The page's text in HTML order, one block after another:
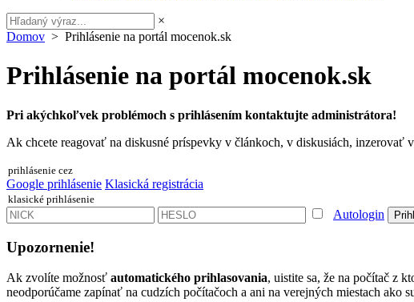
×
Domov > Prihlásenie na portál mocenok.sk
Prihlásenie na portál mocenok.sk
Pri akýchkoľvek problémoch s prihlásením kontaktujte administrátora!
Ak chcete reagovať na diskusné príspevky v článkoch, v diskusiách,
prihlásenie cez
Google prihlásenie Klasická registrácia
klasické prihlásenie
Autologin
Upozornenie!
Ak zvolíte možnosť automatického prihlasovania, uistite sa, že na počítač z
neodporúčame zapínať na cudzích počítačoch a ani na verejných miestach ako